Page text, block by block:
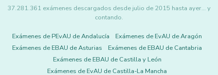
37.281.361 exámenes descargados desde julio de 2015 hasta ayer... y
contando.
Exámenes de PEvAU de Andalucía
Exámenes de EvAU de Aragón
Exámenes de EBAU de Asturias
Exámenes de EBAU de Cantabria
Exámenes de EBAU de Castilla y León
Exámenes de EvAU de Castilla-La Mancha